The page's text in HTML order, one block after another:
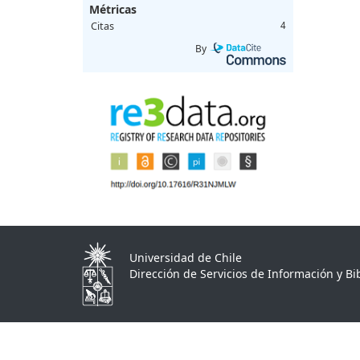
Métricas
Citas 4
By
Universidad de Chile
Dirección de Servicios de Información y